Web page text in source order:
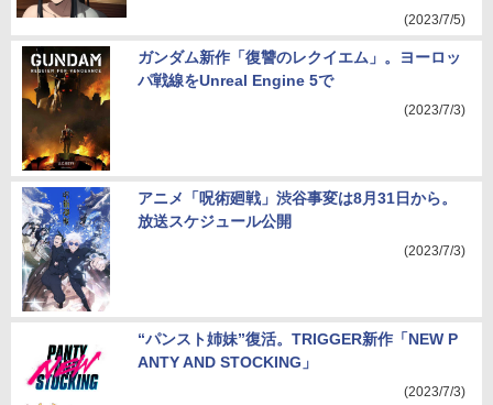
(2023/7/5)
ガンダム新作「復讐のレクイエム」。ヨーロッ
パ戦線をUnreal Engine 5で
(2023/7/3)
アニメ「呪術廻戦」渋谷事変は8月31日から。
放送スケジュール公開
(2023/7/3)
“パンスト姉妹”復活。TRIGGER新作「NEW P
ANTY AND STOCKING」
(2023/7/3)